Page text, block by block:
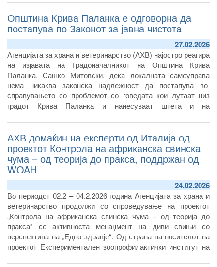
сеопфатна анализа на организациската посветеност на
барањата на стандардот, управувачките процеси,
оперативните процедури, како и степенот на нивна
практична примена во секојдневното работење.
Општина Крива Паланка е одговорна да
постапува по Законот за јавна чистота
27.02.2026
Агенцијата за храна и ветеринарство (АХВ) најостро реагира
на изјавата на Градоначалникот на Општина Крива
Паланка, Сашко Митовски, дека локалната самоуправа
нема никаква законска надлежност да постапува во
справувањето со проблемот со говедата кои лутаат низ
градот Крива Паланка и нанесуваат штета и на
АХВ домаќин на експерти од Италија од
проектот Контрола на африканска свинска
чума – од теорија до пракса, поддржан од
WOAH
24.02.2026
Во периодот 02.2 – 04.2.2026 година Агенцијата за храна и
ветеринарство продолжи со спроведување на проектот
„Контрола на африканска свинска чума – од теорија до
пракса“ со активноста менаџмент на диви свињи со
перспектива на „Едно здравје“. Од страна на носителот на
проектот Експериментален зоопрофилактички институт на